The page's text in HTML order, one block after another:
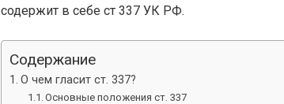
содержит в себе ст 337 УК РФ.
Содержание
О чем гласит ст. 337?
Основные положения ст. 337